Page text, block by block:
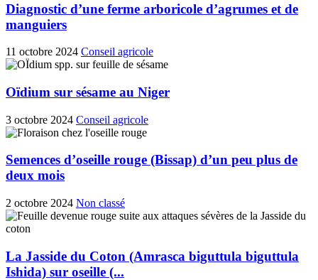
Diagnostic d’une ferme arboricole d’agrumes et de
manguiers
11 octobre 2024 Conseil agricole
Oïdium sur sésame au Niger
3 octobre 2024 Conseil agricole
Semences d’oseille rouge (Bissap) d’un peu plus de
deux mois
2 octobre 2024 Non classé
La Jasside du Coton (Amrasca biguttula biguttula
Ishida) sur oseille (...